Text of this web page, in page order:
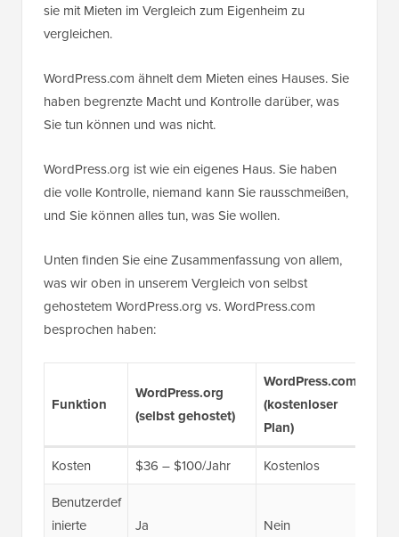
sie mit Mieten im Vergleich zum Eigenheim zu
vergleichen.
WordPress.com ähnelt dem Mieten eines Hauses. Sie
haben begrenzte Macht und Kontrolle darüber, was
Sie tun können und was nicht.
WordPress.org ist wie ein eigenes Haus. Sie haben
die volle Kontrolle, niemand kann Sie rausschmeißen,
und Sie können alles tun, was Sie wollen.
Unten finden Sie eine Zusammenfassung von allem,
was wir oben in unserem Vergleich von selbst
gehostetem WordPress.org vs. WordPress.com
besprochen haben:
Funktion
WordPress.org
(selbst gehostet)
WordPress.com
(kostenloser
Plan)
Kosten
$36 – $100/Jahr Kostenlos
Benutzerdef
inierte
Ja Nein